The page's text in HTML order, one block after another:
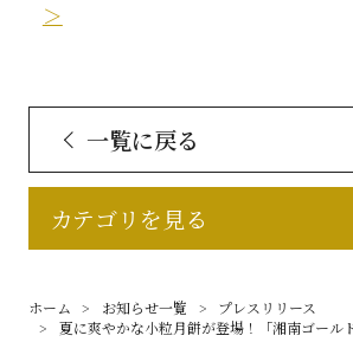
＞
一覧に戻る
カテゴリを見る
ホーム お知らせ一覧
プレスリリース
夏に爽やかな小粒月餅が登場！「湘南ゴール